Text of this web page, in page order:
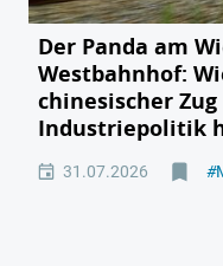
Der Panda am
Westbahnhof:
chinesischer Zug
Industriepolitik
31.07.2026 #